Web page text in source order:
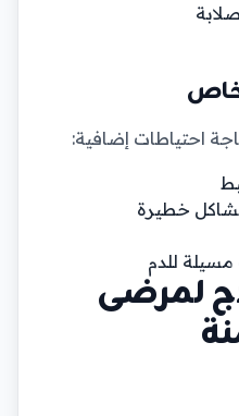
خاص
احتياطات إضافية:
خطيرة
مسيلة للدم
لمرضى